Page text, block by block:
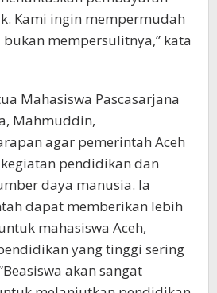
Kami ingin mempermudah
mempersulitnya,” kata
Mahasiswa Pascasarjana
Mahmuddin,
agar pemerintah Aceh
pendidikan dan
daya manusia. Ia
dapat memberikan lebih
mahasiswa Aceh,
yang tinggi sering
akan sangat